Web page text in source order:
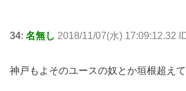
34: 名無し 2018/11/07(水) 17:09:12.32
神戸もよそのユースの奴とか垣根超え